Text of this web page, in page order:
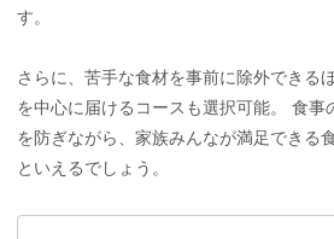
す。
さらに、苦手な食材を事前に除外できる
を中心に届けるコースも選択可能。 食事
を防ぎながら、家族みんなが満足できる
といえるでしょう。